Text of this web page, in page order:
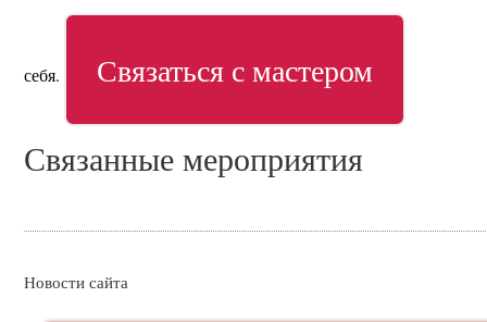
себя. Связаться с мастером
Связанные мероприятия
Новости сайта